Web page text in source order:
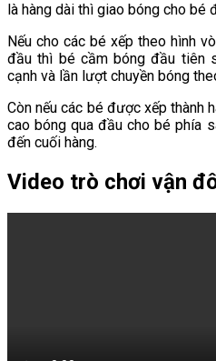
là hàng dài thì giao bóng cho bé
Nếu cho các bé xếp theo hình
đầu thì bé cầm bóng đầu tiên
cạnh và lần lượt chuyền bóng
Còn nếu các bé được xếp thành
cao bóng qua đầu cho bé phía
đến cuối hàng.
Video trò chơi vận